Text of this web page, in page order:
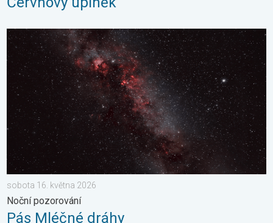
Pás Mléčné dráhy. Noční pozorování. . . sobota 16. května
sobota 16. května 2026
Noční pozorování
Pás Mléčné dráhy